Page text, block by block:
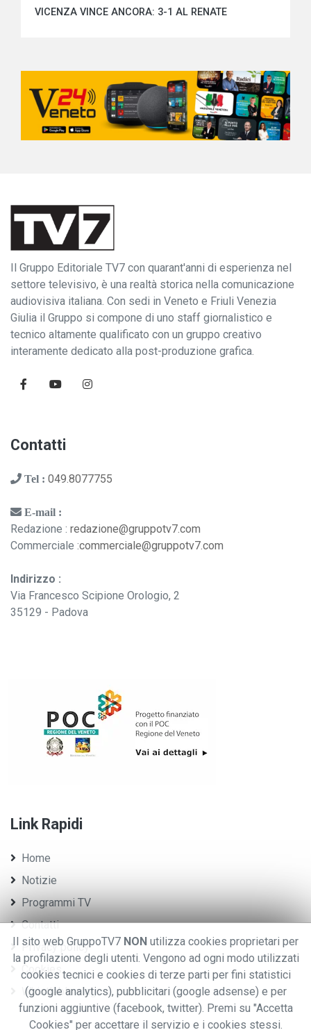
VICENZA VINCE ANCORA: 3-1 AL RENATE
Il Gruppo Editoriale TV7 con quarant'anni di esperienza nel
settore televisivo, è una realtà storica nella comunicazione
audiovisiva italiana. Con sedi in Veneto e Friuli Venezia
Giulia il Gruppo si compone di uno staff giornalistico e
tecnico altamente qualificato con un gruppo creativo
interamente dedicato alla post-produzione grafica.
Contatti
Tel : 049.8077755
E-mail :
Redazione : redazione@gruppotv7.com
Commerciale :commerciale@gruppotv7.com
Indirizzo :
Via Francesco Scipione Orologio, 2
35129 - Padova
Link Rapidi
Home
Notizie
Programmi TV
Contatti
Privacy policy
Cookies
Whistleblowing
Il sito web GruppoTV7 NON utilizza cookies proprietari per
la profilazione degli utenti. Vengono ad ogni modo utilizzati
cookies tecnici e cookies di terze parti per fini statistici
(google analytics), pubblicitari (google adsense) e per
funzioni aggiuntive (facebook, twitter). Premi su "Accetta
Cookies" per accettare il servizio e i cookies stessi.